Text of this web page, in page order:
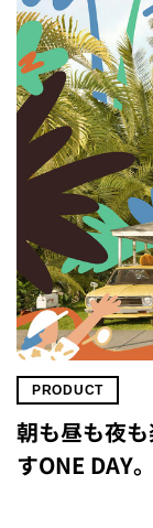
PRODUCT
朝も昼も夜
すONE DAY。